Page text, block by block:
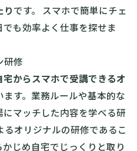
りです。 スマホで簡単にチェ
も効率よく仕事を探せま
研修
宅からスマホで受講できるオ
ます。業務ルールや基本的な
マッチした内容を学べる研
オリジナルの研修であるこ
じめ自宅でじっくりと取り